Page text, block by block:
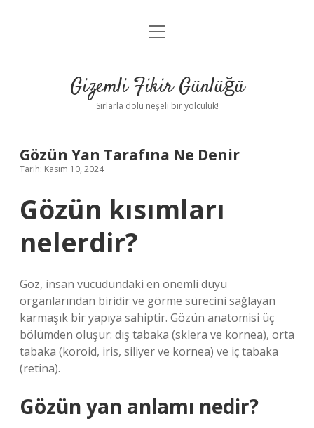
Anasayfa
Yasal Uyarı
menüyü
Gizemli Fikir Günlüğü
Sırlarla dolu neşeli bir yolculuk!
Gözün Yan Tarafına Ne Denir
Tarih: Kasım 10, 2024
Gözün kısımları
nelerdir?
Göz, insan vücudundaki en önemli duyu
organlarından biridir ve görme sürecini sağlayan
karmaşık bir yapıya sahiptir. Gözün anatomisi üç
bölümden oluşur: dış tabaka (sklera ve kornea), orta
tabaka (koroid, iris, siliyer ve kornea) ve iç tabaka
(retina).
Gözün yan anlamı nedir?